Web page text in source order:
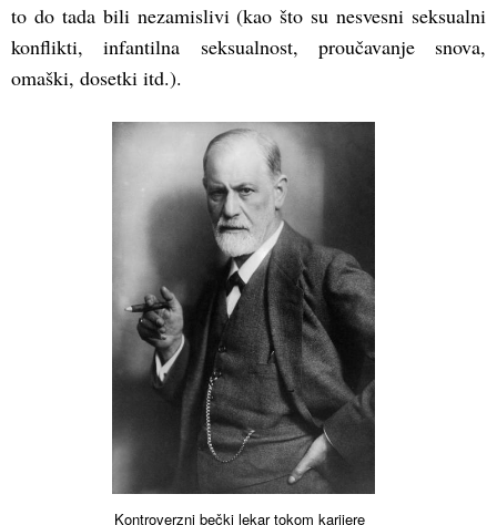
to do tada bili nezamislivi (kao što su nesvesni seksualni
konflikti, infantilna seksualnost, proučavanje snova,
omaški, dosetki itd.).
Kontroverzni bečki lekar tokom karijere